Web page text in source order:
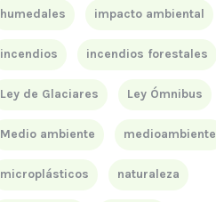
humedales impacto ambiental
incendios incendios forestales
Ley de Glaciares Ley Ómnibus
Medio ambiente medioambiente
microplásticos naturaleza